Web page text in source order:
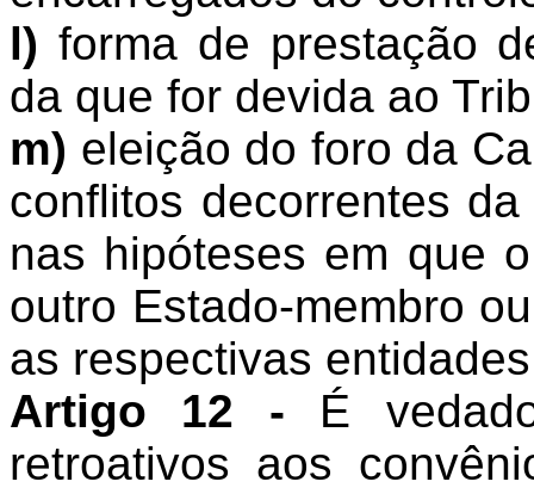
l) forma de prestação
da que for devida ao
m) eleição do foro da
conflitos decorrentes
nas hipóteses em que
outro Estado-membro
as respectivas
Artigo 12 - É
retroativos aos